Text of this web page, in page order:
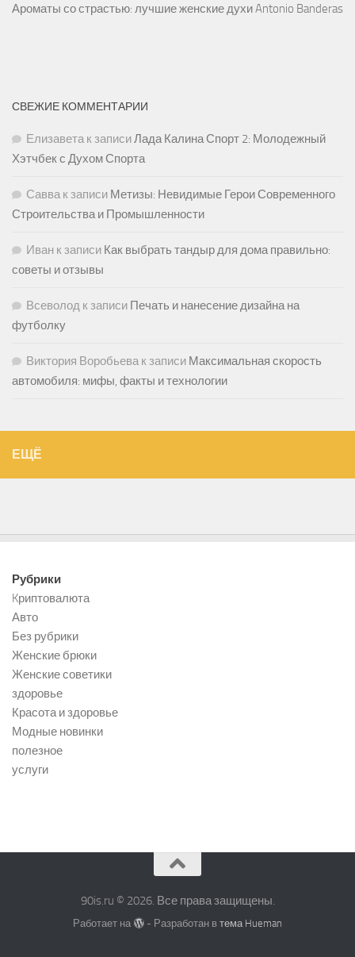
Ароматы со страстью: лучшие женские духи Antonio Banderas
СВЕЖИЕ КОММЕНТАРИИ
Елизаветак записиЛада Калина Спорт 2: Молодежный
Хэтчбек с Духом Спорта
Саввак записи Метизы: Невидимые Герои Современного
Строительства и Промышленности
Иван к записи Как выбрать тандыр для дома правильно:
советы и отзывы
Всеволод к записи Печать и нанесение дизайна на
футболку
Виктория Воробьевак записи Максимальная скорость
автомобиля: мифы, факты и технологии
ЕЩЁ
Рубрики
Kриптовалюта
Авто
Без рубрики
Женские брюки
Женские советики
здоровье
Красота и здоровье
Модные новинки
полезное
услуги
90is.ru © 2026. Все права защищены.
Работает на - Разработан в тема Hueman